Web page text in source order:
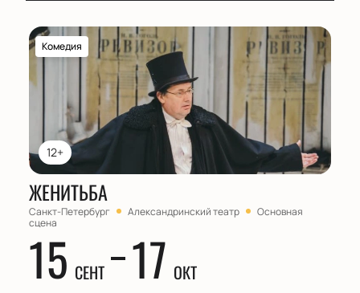
12+
Комедия
ЖЕНИТЬБА
Санкт-Петербург Александринский театр
Основная
сцена
15 СЕНТ 17 ОКТ